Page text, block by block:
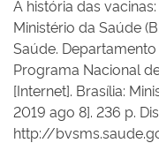
A história das
Ministério da Saúde
Saúde.
Programa Nacional
[Internet]. Brasília:
2019 ago 8]. 236 p.
http://